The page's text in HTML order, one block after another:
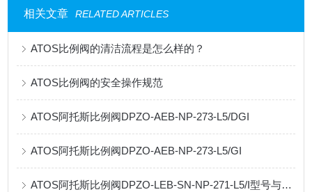
相关文章 RELATED ARTICLES
ATOS比例阀的清洁流程是怎么样的？
ATOS比例阀的安全操作规范
ATOS阿托斯比例阀DPZO-AEB-NP-273-L5/DGI
ATOS阿托斯比例阀DPZO-AEB-NP-273-L5/GI
ATOS阿托斯比例阀DPZO-LEB-SN-NP-271-L5/I型号与作用